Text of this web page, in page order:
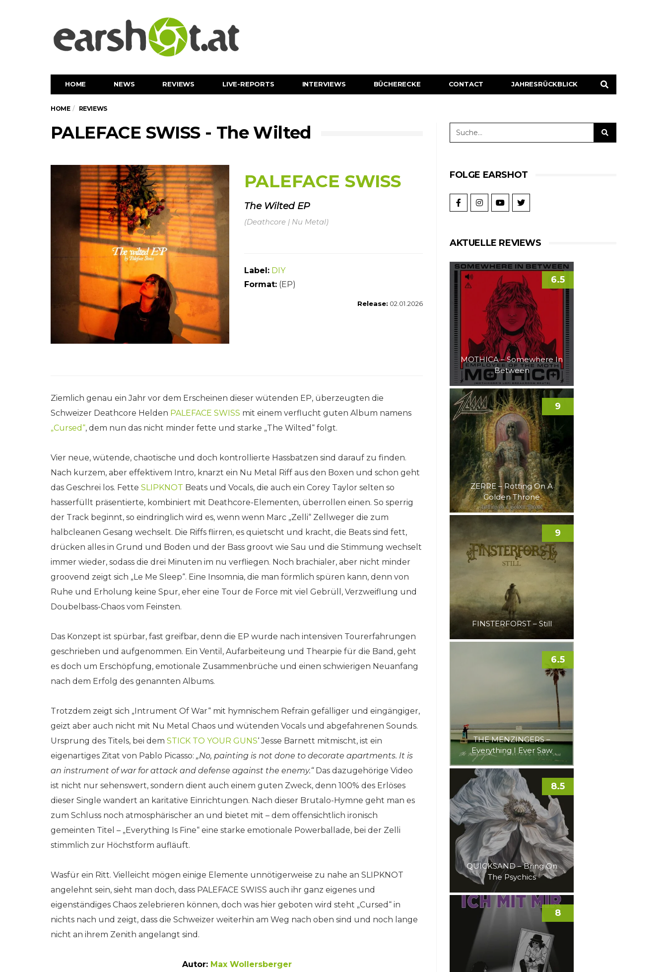
HOME NEWS REVIEWS LIVE-REPORTS INTERVIEWS BÜCHERECKE CONTACT JAHRESRÜCKBLICK
HOME REVIEWS
PALEFACE SWISS - The Wilted
PALEFACE SWISS
The Wilted EP
(Deathcore | Nu Metal)
Label: DIY
Format: (EP)
Release: 02.01.2026
Ziemlich genau ein Jahr vor dem Erscheinen dieser wütenden EP, überzeugten die
Schweizer Deathcore Helden PALEFACE SWISS mit einem verflucht guten Album namens
„Cursed“, dem nun das nicht minder fette und starke „The Wilted“ folgt.
Vier neue, wütende, chaotische und doch kontrollierte Hassbatzen sind darauf zu finden.
Nach kurzem, aber effektivem Intro, knarzt ein Nu Metal Riff aus den Boxen und schon geht
das Geschrei los. Fette SLIPKNOT Beats und Vocals, die auch ein Corey Taylor selten so
hasserfüllt präsentierte, kombiniert mit Deathcore-Elementen, überrollen einen. So sperrig
der Track beginnt, so eindringlich wird es, wenn wenn Marc „Zelli“ Zellweger die zum
halbcleanen Gesang wechselt. Die Riffs flirren, es quietscht und kracht, die Beats sind fett,
drücken alles in Grund und Boden und der Bass groovt wie Sau und die Stimmung wechselt
immer wieder, sodass die drei Minuten im nu verfliegen. Noch brachialer, aber nicht minder
groovend zeigt sich „Le Me Sleep“. Eine Insomnia, die man förmlich spüren kann, denn von
Ruhe und Erholung keine Spur, eher eine Tour de Force mit viel Gebrüll, Verzweiflung und
Doubelbass-Chaos vom Feinsten.
Das Konzept ist spürbar, fast greifbar, denn die EP wurde nach intensiven Tourerfahrungen
geschrieben und aufgenommen. Ein Ventil, Aufarbeiteung und Thearpie für die Band, geht
es doch um Erschöpfung, emotionale Zusammenbrüche und einen schwierigen Neuanfang
nach dem Erfolg des genannten Albums.
Trotzdem zeigt sich „Intrument Of War“ mit hymnischem Refrain gefälliger und eingängiger,
geizt aber auch nicht mit Nu Metal Chaos und wütenden Vocals und abgefahrenen Sounds.
Ursprung des Titels, bei dem STICK TO YOUR GUNS‘ Jesse Barnett mitmischt, ist ein
eigenartiges Zitat von Pablo Picasso: „No, painting is not done to decorate apartments. It is
an instrument of war for attack and defense against the enemy.“Das dazugehörige Video
ist nicht nur sehenswert, sondern dient auch einem guten Zweck, denn 100% des Erlöses
dieser Single wandert an karitative Einrichtungen. Nach dieser Brutalo-Hymne geht man es
zum Schluss noch atmosphärischer an und bietet mit – dem offensichtlich ironisch
gemeinten Titel – „Everything Is Fine“ eine starke emotionale Powerballade, bei der Zelli
stimmlich zur Höchstform aufläuft.
Wasfür ein Ritt. Vielleicht mögen einige Elemente unnötigerweise zu nahe an SLIPKNOT
angelehnt sein, sieht man doch, dass PALEFACE SWISS auch ihr ganz eigenes und
eigenständiges Chaos zelebrieren können, doch was hier geboten wird steht „Cursed“ in
nichts nach und zeigt, dass die Schweizer weiterhin am Weg nach oben sind und noch lange
nicht an ihrem Zenith angelangt sind.
Autor: Max Wollersberger
FOLGE EARSHOT
AKTUELLE REVIEWS
MOTHICA – Somewhere In
Between
6.5
ZERRE – Rotting On A
Golden Throne
9
FINSTERFORST – Still
9
THE MENZINGERS –
Everything I Ever Saw
6.5
QUICKSAND – Bring On
The Psychics
8.5
8